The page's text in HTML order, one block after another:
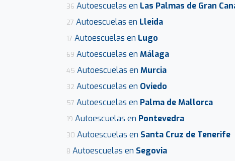
36 Autoescuelas en Las Palmas de Gran
27 Autoescuelas en Lleida
17 Autoescuelas en Lugo
69 Autoescuelas en Málaga
45 Autoescuelas en Murcia
32 Autoescuelas en Oviedo
57 Autoescuelas en Palma de Mallorca
19 Autoescuelas en Pontevedra
30 Autoescuelas en Santa Cruz de Tenerife
8 Autoescuelas en Segovia